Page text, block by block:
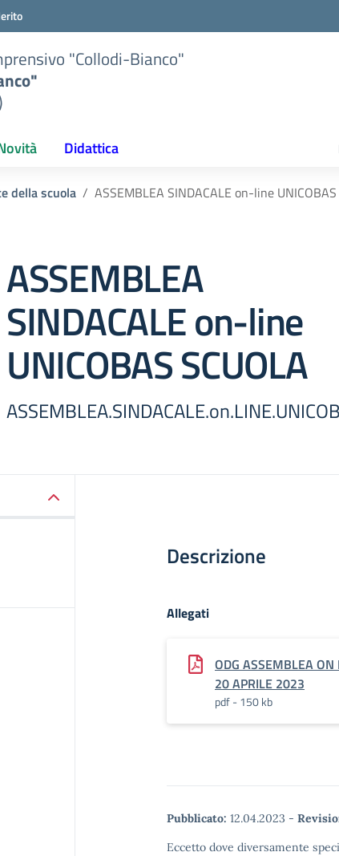
"Collodi-Bianco"
Didattica
della scuola ASSEMBLEA SINDACALE on-line UNICOBAS
ASSEMBLEA
SINDACALE on-line
UNICOBAS SCUOLA
Descrizione
Allegati
ODG ASSEMBLEA ON
20 APRILE 2023
pdf - 150 kb
Pubblicato: 12.04.2023 -
Eccetto dove diversamente